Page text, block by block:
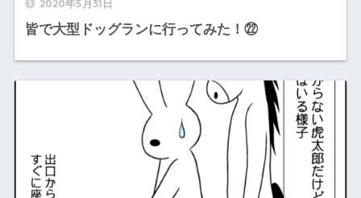
2020年5月31日
皆で大型ドッグランに行ってみた！㉒